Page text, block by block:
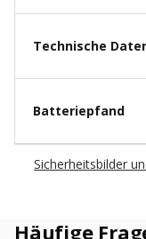
Technische
Batteriepfand
Sicherheitsbilder
Häufige